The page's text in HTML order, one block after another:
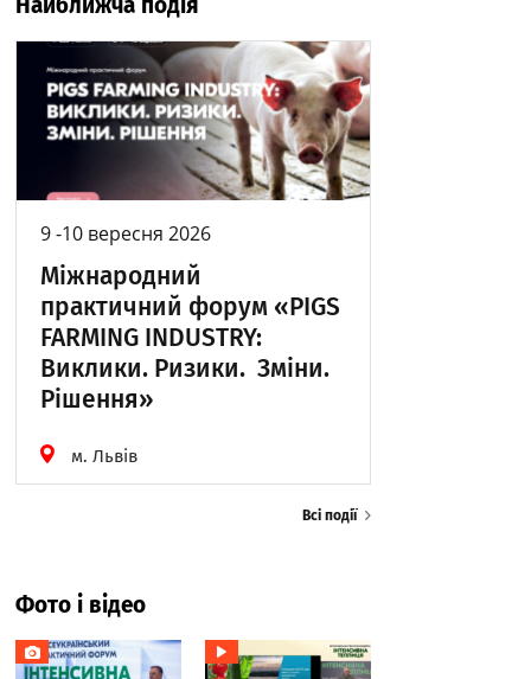
9 -10 вересня 2026
Міжнародний
практичний форум «PIGS
FARMING INDUSTRY:
Виклики. Ризики. Зміни.
Рішення»
м. Львів
Всі події
Фото і відео